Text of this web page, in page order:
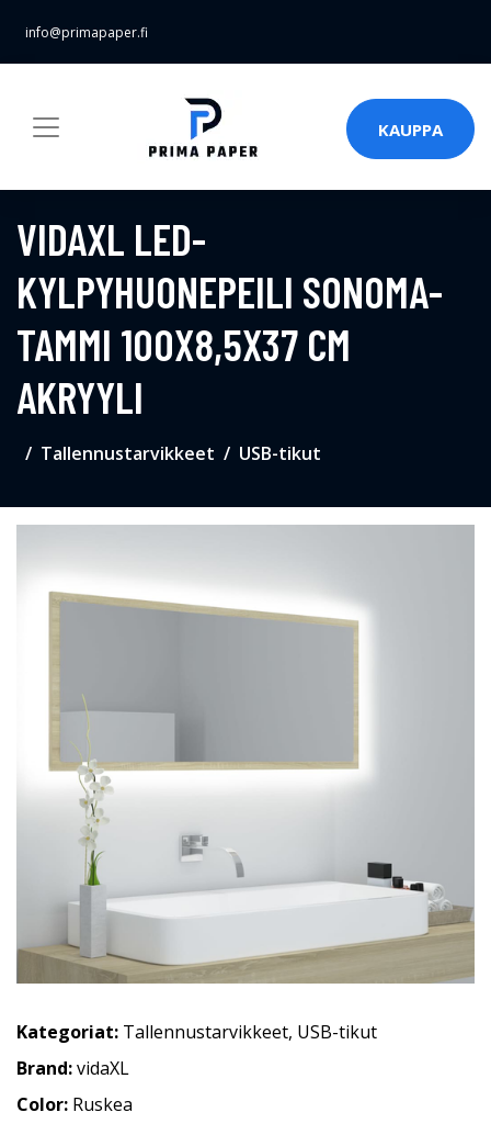
info@primapaper.fi
KAUPPA
VIDAXL LED-
KYLPYHUONEPEILI SONOMA-
TAMMI 100X8,5X37 CM
AKRYYLI
Tallennustarvikkeet USB-tikut
Kategoriat: Tallennustarvikkeet, USB-tikut
Brand:vidaXL
Color: Ruskea